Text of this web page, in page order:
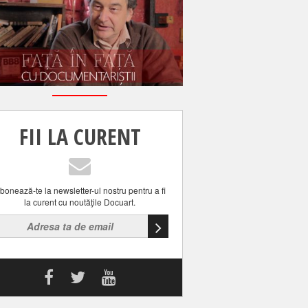
FII LA CURENT
te la newsletter-ul nostru pentru a fi
la curent cu noutăţile Docuart.